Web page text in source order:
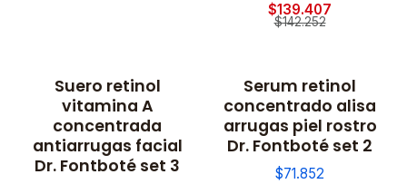
$139.407
$142.252
Suero retinol
vitamina A
concentrada
antiarrugas facial
Dr. Fontboté set 3
Serum retinol
concentrado alisa
arrugas piel rostro
Dr. Fontboté set 2
$71.852